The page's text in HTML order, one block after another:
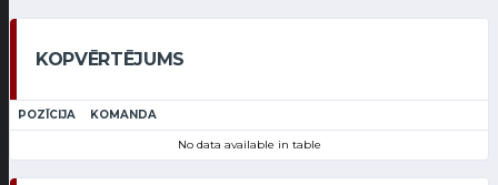
KOPVĒRTĒJUMS
POZĪCIJA KOMANDA
No data available in table